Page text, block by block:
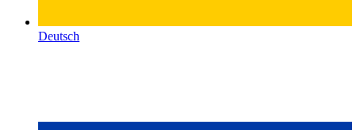
Deutsch